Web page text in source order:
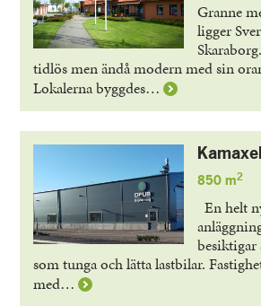
Granne
ligger
tidlös men ändå modern med sin
Lokalerna byggdes… Läs
Fyren
4
850 m2
En helt
besiktigar
som tunga och lätta lastbilar.
med… Läs